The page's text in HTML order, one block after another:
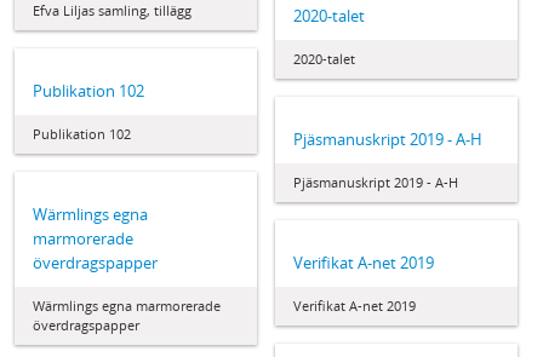
Efva Liljas samling, tillägg 2020-talet
2020-talet
Publikation 102
Publikation 102 Pjäsmanuskript 2019 - A-H
Pjäsmanuskript 2019 - A-H
Wärmlings egna
marmorerade
överdragspapper
Wärmlings egna marmorerade
överdragspapper
Verifikat A-net 2019
Verifikat A-net 2019